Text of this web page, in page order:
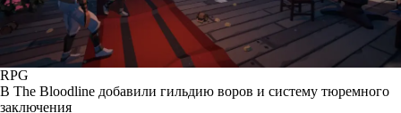
RPG
В The Bloodline добавили гильдию воров и систему тюремного
заключения